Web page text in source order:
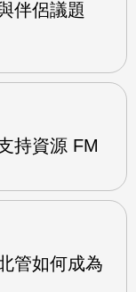
伴侶議題
持資源 FM
管如何成為